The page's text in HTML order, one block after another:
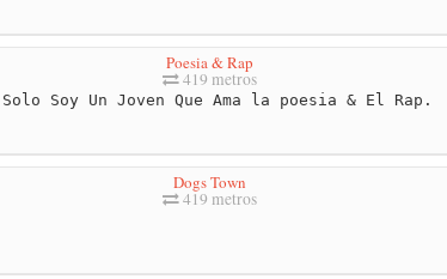
Poesia & Rap
419 metros
Solo Soy Un Joven Que Ama la poesia & El Rap.
Dogs Town
419 metros